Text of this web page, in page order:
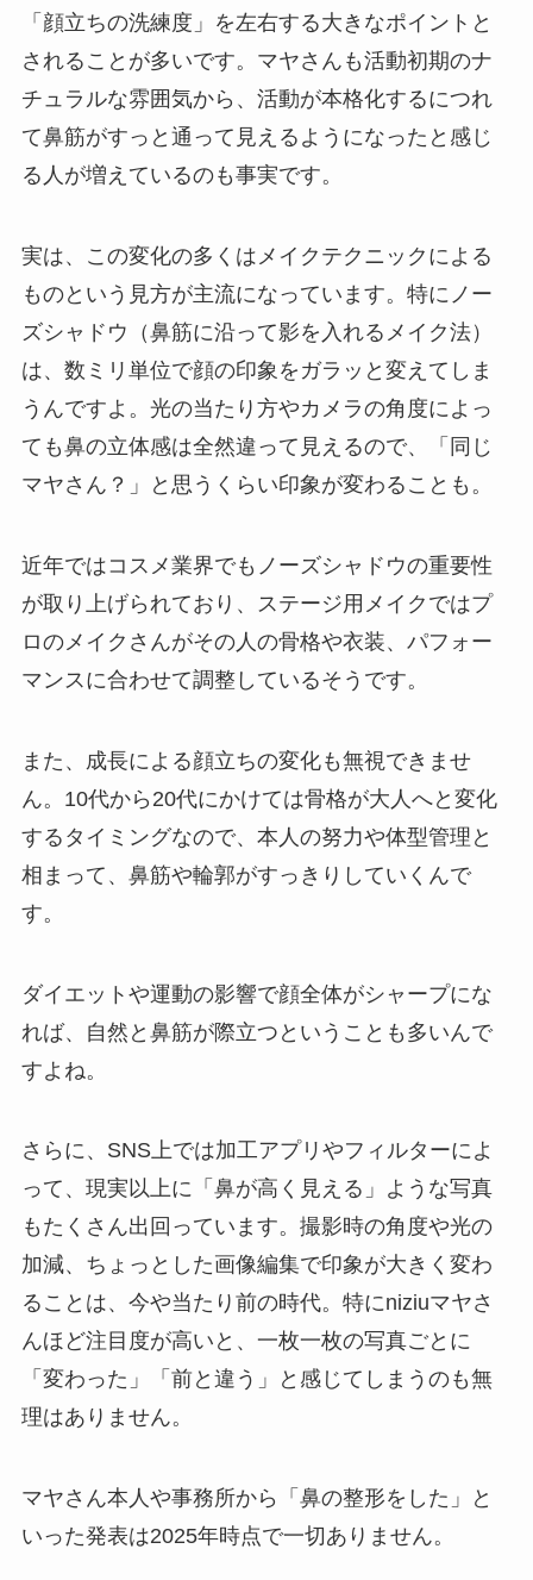
「顔立ちの洗練度」を左右する大きなポイントと
されることが多いです。マヤさんも活動初期のナ
チュラルな雰囲気から、活動が本格化するにつれ
て鼻筋がすっと通って見えるようになったと感じ
る人が増えているのも事実です。
実は、この変化の多くはメイクテクニックによる
ものという見方が主流になっています。特にノー
ズシャドウ（鼻筋に沿って影を入れるメイク法）
は、数ミリ単位で顔の印象をガラッと変えてしま
うんですよ。光の当たり方やカメラの角度によっ
ても鼻の立体感は全然違って見えるので、「同じ
マヤさん？」と思うくらい印象が変わることも。
近年ではコスメ業界でもノーズシャドウの重要性
が取り上げられており、ステージ用メイクではプ
ロのメイクさんがその人の骨格や衣装、パフォー
マンスに合わせて調整しているそうです。
また、成長による顔立ちの変化も無視できませ
ん。10代から20代にかけては骨格が大人へと変化
するタイミングなので、本人の努力や体型管理と
相まって、鼻筋や輪郭がすっきりしていくんで
す。
ダイエットや運動の影響で顔全体がシャープにな
れば、自然と鼻筋が際立つということも多いんで
すよね。
さらに、SNS上では加工アプリやフィルターによ
って、現実以上に「鼻が高く見える」ような写真
もたくさん出回っています。撮影時の角度や光の
加減、ちょっとした画像編集で印象が大きく変わ
ることは、今や当たり前の時代。特にniziuマヤさ
んほど注目度が高いと、一枚一枚の写真ごとに
「変わった」「前と違う」と感じてしまうのも無
理はありません。
マヤさん本人や事務所から「鼻の整形をした」と
いった発表は2025年時点で一切ありません。